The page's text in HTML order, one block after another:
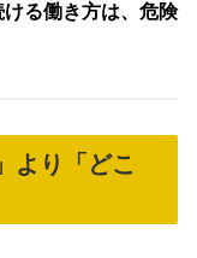
る働き方は、危険
より「どこ